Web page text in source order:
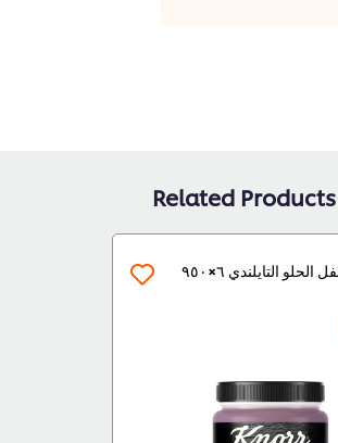
Related Products
كنور صوص الفلفل الحلو التايلندي ٦×٩٥٠